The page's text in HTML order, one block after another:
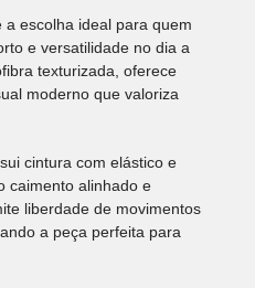
a escolha ideal para quem
e versatilidade no dia a
texturizada, oferece
moderno que valoriza
cintura com elástico e
caimento alinhado e
liberdade de movimentos
a peça perfeita para